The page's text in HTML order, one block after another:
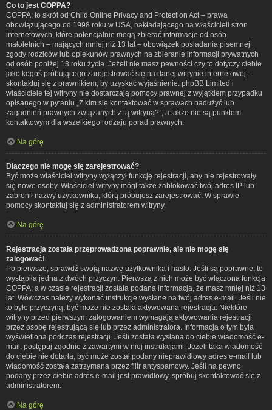
Co to jest COPPA?
COPPA, to skrót od Child Online Privacy and Protection Act – prawa
obowiązującego od 1998 roku w USA, nakładającego na właścicieli stron
internetowych, które potencjalnie mogą zbierać informacje od osób
małoletnich – mających mniej niż 13 lat – obowiązek posiadania pisemnej
zgody rodziców lub opiekunów prawnych na zbieranie informacji prywatnych
od osób poniżej 13 roku życia. Jeżeli nie masz pewności czy to dotyczy ciebie
jako kogoś próbującego zarejestrować się na danej witrynie internetowej –
skontaktuj się z prawnikiem, by uzyskać wyjaśnienie. phpBB Limited i
właściciele tej witryny nie dostarczają pomocy prawnej z wyjątkiem przypadku
opisanego w pytaniu „Z kim się kontaktować w sprawach nadużyć lub
zagadnień prawnych związanych z tą witryną?”, a także nie są punktem
kontaktowym dla wszelkiego rodzaju porad prawnych.
Na górę
Dlaczego nie mogę się zarejestrować?
Być może właściciel witryny wyłączył funkcję rejestracji, aby nie rejestrowały
się nowe osoby. Właściciel witryny mógł także zablokować twój adres IP lub
zabronił nazwy użytkownika, którą próbujesz zarejestrować. W sprawie
pomocy skontaktuj się z administratorem witryny.
Na górę
Rejestracja została przeprowadzona poprawnie, ale nie mogę się
zalogować!
Po pierwsze, sprawdź swoją nazwę użytkownika i hasło. Jeśli są poprawne, to
wystąpiła jedna z dwóch przyczyn. Pierwszą z nich może być włączona funkcja
COPPA, a w czasie rejestracji została podana informacja, że masz mniej niż 13
lat. Wówczas należy wykonać instrukcje wysłane na twój adres e-mail. Jeśli nie
to było przyczyną, być może nie została aktywowana rejestracja. Niektóre
witryny przed pierwszym zalogowaniem wymagają aktywowania rejestracji
przez osobę rejestrującą się lub przez administratora. Informacja o tym była
wyświetlona podczas rejestracji. Jeśli została wysłana do ciebie wiadomość e-
mail, postępuj zgodnie z zawartymi w niej instrukcjami. Jeżeli taka wiadomość
do ciebie nie dotarła, być może został podany nieprawidłowy adres e-mail lub
wiadomość została zatrzymana przez filtr antyspamowy. Jeśli na pewno
podany przez ciebie adres e-mail jest prawidłowy, spróbuj skontaktować się z
administratorem.
Na górę